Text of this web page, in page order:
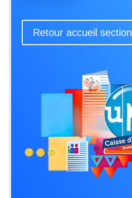
Retour accueil section